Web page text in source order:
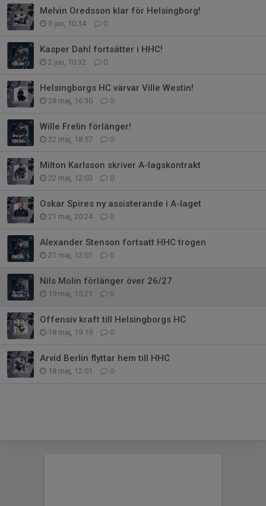
Melvin Oredsson klar för Helsingborg!
3 jun, 10:34 0
Kasper Dahl fortsätter i HHC!
2 jun, 10:32 0
Helsingborgs HC värvar Ville Westin!
28 maj, 16:30 0
Wille Frelin förlänger!
22 maj, 18:57 0
Milton Karlsson skriver A-lagskontrakt
22 maj, 12:03 0
Oskar Spires ny assisterande i A-laget
21 maj, 20:24 0
Alexander Stenson fortsatt HHC trogen
21 maj, 12:01 0
Nils Molin förlänger över 26/27
19 maj, 15:21 0
Offensiv kraft till Helsingborgs HC
18 maj, 19:19 0
Arvid Berlin flyttar hem till HHC
18 maj, 12:01 0